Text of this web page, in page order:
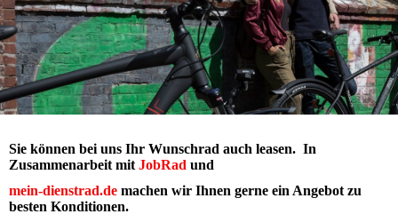
Sie können bei uns Ihr Wunschrad auch leasen. In
Zusammenarbeit mit JobRad und
mein-dienstrad.de machen wir Ihnen gerne ein Angebot zu
besten Konditionen.